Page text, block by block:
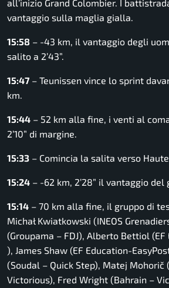
all’inizio Grand Colombier. I
vantaggio sulla maglia gialla.
15:58 – -43 km, il vantaggio degli
salito a 2’43”.
15:47 – Teunissen vince lo sprint
km.
15:44 – 52 km alla fine, i venti al
2’10” di margine.
15:33 – Comincia la salita verso
15:24 – -62 km, 2’28” il vantaggio
15:14 – 70 km alla fine, il gruppo di
Michał Kwiatkowski (INEOS
(Groupama – FDJ), Alberto Bettiol
), James Shaw (EF Education-
(Soudal – Quick Step), Matej Mohorič
Victorious), Fred Wright (Bahrain –